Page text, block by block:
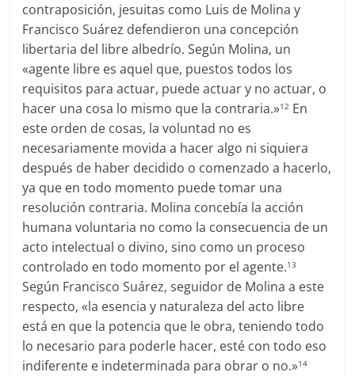
contraposición, jesuitas como Luis de Molina y
Francisco Suárez defendieron una concepción
libertaria del libre albedrío. Según Molina, un
«agente libre es aquel que, puestos todos los
requisitos para actuar, puede actuar y no actuar, o
hacer una cosa lo mismo que la contraria.»12 En
este orden de cosas, la voluntad no es
necesariamente movida a hacer algo ni siquiera
después de haber decidido o comenzado a hacerlo,
ya que en todo momento puede tomar una
resolución contraria. Molina concebía la acción
humana voluntaria no como la consecuencia de un
acto intelectual o divino, sino como un proceso
controlado en todo momento por el agente.13
Según Francisco Suárez, seguidor de Molina a este
respecto, «la esencia y naturaleza del acto libre
está en que la potencia que le obra, teniendo todo
lo necesario para poderle hacer, esté con todo eso
indiferente e indeterminada para obrar o no.»14